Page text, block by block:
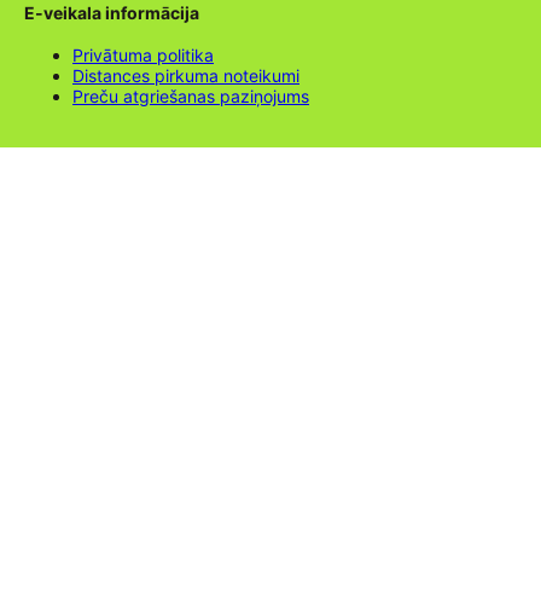
E-veikala informācija
Privātuma politika
Distances pirkuma noteikumi
Preču atgriešanas paziņojums